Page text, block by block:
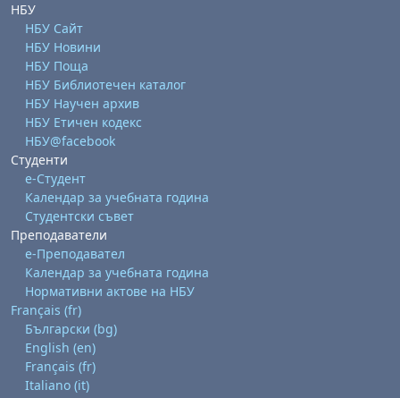
НБУ
НБУ Сайт
НБУ Новини
НБУ Поща
НБУ Библиотечен каталог
НБУ Научен архив
НБУ Етичен кодекс
НБУ@facebook
Студенти
е-Студент
Календар за учебната година
Студентски съвет
Преподаватели
е-Преподавател
Календар за учебната година
Нормативни актове на НБУ
Français ‎(fr)‎
Български ‎(bg)‎
English ‎(en)‎
Français ‎(fr)‎
Italiano ‎(it)‎